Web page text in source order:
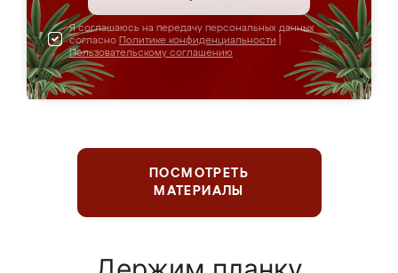
Я соглашаюсь на передачу персональных данных
согласно Политике конфиденциальности
Пользовательскому соглашению
ПОСМОТРЕТЬ
МАТЕРИАЛЫ